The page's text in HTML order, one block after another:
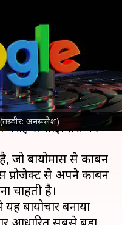
अनस्प्लैश)
am
हटाने के लिए
वराह से साझेदारी की
जो बायोमास से कार्बन
प्रोजेक्ट से अपने कार्बन
चाहती है।
बायोचार बनाया